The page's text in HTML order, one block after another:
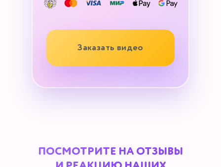
Заказать видео
ПОСМОТРИТЕ НА ОТЗЫВЫ